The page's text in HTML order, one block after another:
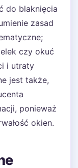
do blaknięcia
zasad
czy okuć
i utraty
jest także,
ponieważ
okien.